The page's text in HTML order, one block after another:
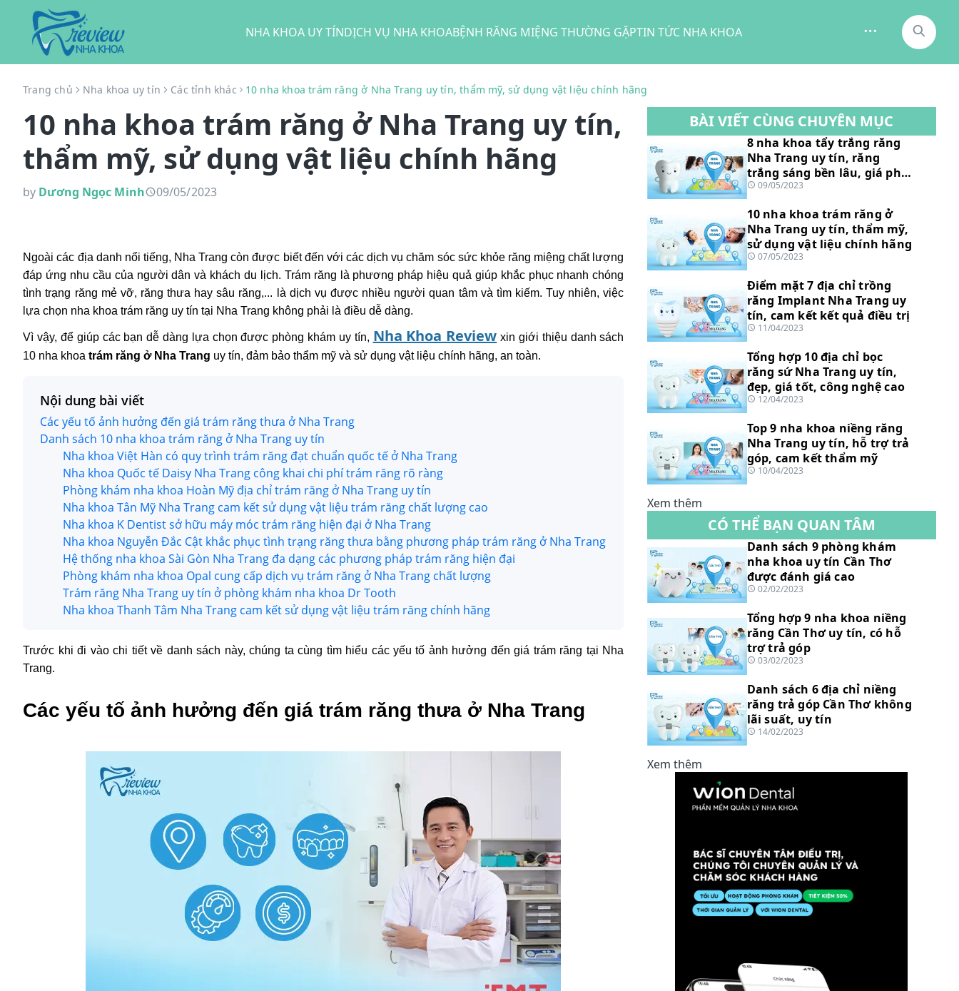
NHA KHOA UY TÍNDỊCH VỤ NHA KHOABỆNH RĂNG MIỆNG THƯỜNG GẶPTIN TỨC NHA KHOA
Trang chủ Nha khoa uy tín Các tỉnh khác 10 nha khoa trám răng ở Nha Trang uy tín, thẩm mỹ, sử dụng vật liệu chính hãng
10 nha khoa trám răng ở Nha Trang uy tín,
thẩm mỹ, sử dụng vật liệu chính hãng
by Dương Ngọc Minh 09/05/2023
Ngoài các địa danh nổi tiếng, Nha Trang còn được biết đến với các dịch vụ chăm sóc sức khỏe răng miệng chất lượng
đáp ứng nhu cầu của người dân và khách du lịch. Trám răng là phương pháp hiệu quả giúp khắc phục nhanh chóng
tình trạng răng mẻ vỡ, răng thưa hay sâu răng,... là dịch vụ được nhiều người quan tâm và tìm kiếm. Tuy nhiên, việc
lựa chọn nha khoa trám răng uy tín tại Nha Trang không phải là điều dễ dàng.
Vì vậy, để giúp các bạn dễ dàng lựa chọn được phòng khám uy tín, Nha Khoa Review xin giới thiệu danh sách
10 nha khoa trám răng ở Nha Trang uy tín, đảm bảo thẩm mỹ và sử dụng vật liệu chính hãng, an toàn.
Nội dung bài viết
Các yếu tố ảnh hưởng đến giá trám răng thưa ở Nha Trang
Danh sách 10 nha khoa trám răng ở Nha Trang uy tín
Nha khoa Việt Hàn có quy trình trám răng đạt chuẩn quốc tế ở Nha Trang
Nha khoa Quốc tế Daisy Nha Trang công khai chi phí trám răng rõ ràng
Phòng khám nha khoa Hoàn Mỹ địa chỉ trám răng ở Nha Trang uy tín
Nha khoa Tân Mỹ Nha Trang cam kết sử dụng vật liệu trám răng chất lượng cao
Nha khoa K Dentist sở hữu máy móc trám răng hiện đại ở Nha Trang
Nha khoa Nguyễn Đắc Cật khắc phục tình trạng răng thưa bằng phương pháp trám răng ở Nha Trang
Hệ thống nha khoa Sài Gòn Nha Trang đa dạng các phương pháp trám răng hiện đại
Phòng khám nha khoa Opal cung cấp dịch vụ trám răng ở Nha Trang chất lượng
Trám răng Nha Trang uy tín ở phòng khám nha khoa Dr Tooth
Nha khoa Thanh Tâm Nha Trang cam kết sử dụng vật liệu trám răng chính hãng
Trước khi đi vào chi tiết về danh sách này, chúng ta cùng tìm hiểu các yếu tố ảnh hưởng đến giá trám răng tại Nha
Trang.
Các yếu tố ảnh hưởng đến giá trám răng thưa ở Nha Trang
BÀI VIẾT CÙNG CHUYÊN MỤC
8 nha khoa tẩy trắng răng
Nha Trang uy tín, răng
trắng sáng bền lâu, giá phải
chăng
09/05/2023
10 nha khoa trám răng ở
Nha Trang uy tín, thẩm mỹ,
sử dụng vật liệu chính hãng
07/05/2023
Điểm mặt 7 địa chỉ trồng
răng Implant Nha Trang uy
tín, cam kết kết quả điều trị
11/04/2023
Tổng hợp 10 địa chỉ bọc
răng sứ Nha Trang uy tín,
đẹp, giá tốt, công nghệ cao
12/04/2023
Top 9 nha khoa niềng răng
Nha Trang uy tín, hỗ trợ trả
góp, cam kết thẩm mỹ
10/04/2023
Xem thêm
CÓ THỂ BẠN QUAN TÂM
Danh sách 9 phòng khám
nha khoa uy tín Cần Thơ
được đánh giá cao
02/02/2023
Tổng hợp 9 nha khoa niềng
răng Cần Thơ uy tín, có hỗ
trợ trả góp
03/02/2023
Danh sách 6 địa chỉ niềng
răng trả góp Cần Thơ không
lãi suất, uy tín
14/02/2023
Xem thêm